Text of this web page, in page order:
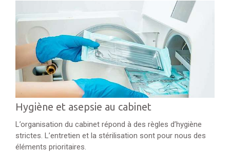
Hygiène et asepsie au cabinet
L’organisation du cabinet répond à des règles d’hygiène
strictes. L’entretien et la stérilisation sont pour nous des
éléments prioritaires.